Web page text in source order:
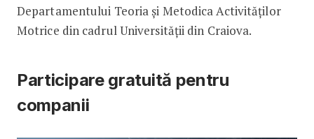
Departamentului Teoria și Metodica Activităților
Motrice din cadrul Universității din Craiova.
Participare gratuită pentru
companii